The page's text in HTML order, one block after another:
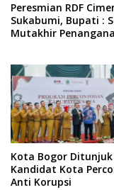
Peresmian RDF
Sukabumi, Bupati :
Mutakhir
Kota Bogor Ditunjuk
Kandidat Kota
Anti Korupsi